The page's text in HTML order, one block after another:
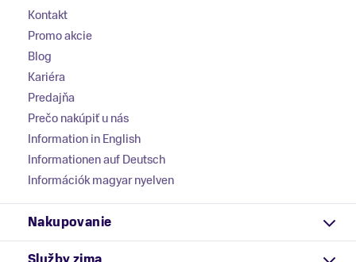
Kontakt
Promo akcie
Blog
Kariéra
Predajňa
Prečo nakúpiť u nás
Information in English
Informationen auf Deutsch
Információk magyar nyelven
Nakupovanie